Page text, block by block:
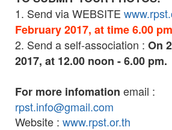
1. Send via WEBSITE
February 2017, at time 6.00
2. Send a self-association : On
2017, at 12.00 noon - 6.00 pm.
For more infomation email :
rpst.info@gmail.com
Website : www.rpst.or.th